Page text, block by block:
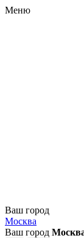
Меню
Ваш город
Москва
Ваш город